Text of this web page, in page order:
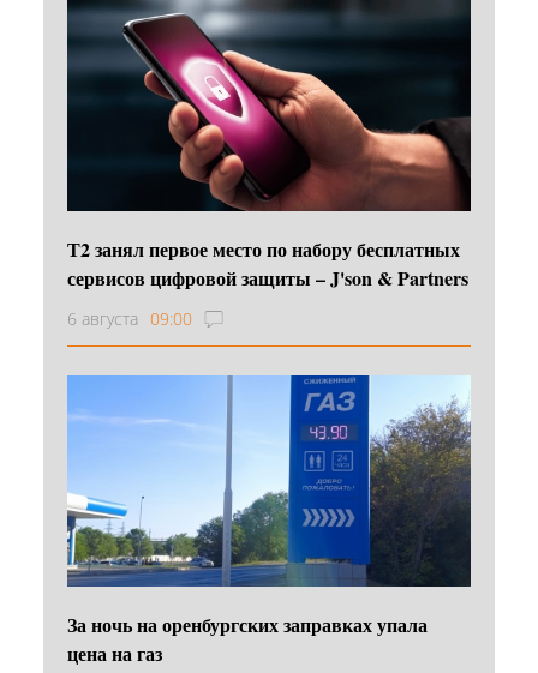
Т2 занял первое место по набору бесплатных
сервисов цифровой защиты – J'son & Partners
6 августа 09:00
За ночь на оренбургских заправках упала
цена на газ